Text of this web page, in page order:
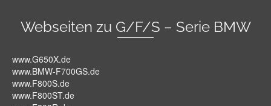
Webseiten zu G/F/S – Serie BMW
www.G650X.de
www.BMW-F700GS.de
www.F800S.de
www.F800ST.de